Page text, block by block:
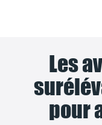
Les
pour